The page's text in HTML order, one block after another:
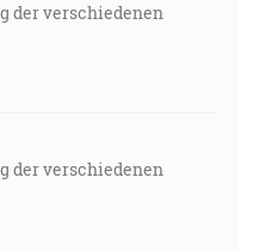
der verschiedenen
der verschiedenen